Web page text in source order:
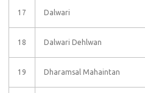
17 Dalwari
18 Dalwari Dehlwan
19 Dharamsal Mahaintan